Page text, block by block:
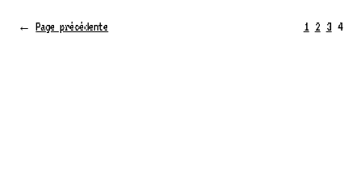
← Page précédente 1 2 3 4